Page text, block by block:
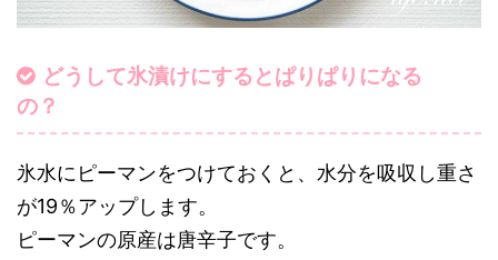
どうして氷漬けにするとぱりぱりになる
の？
氷水にピーマンをつけておくと、水分を吸収し重さ
が19％アップします。
ピーマンの原産は唐辛子です。